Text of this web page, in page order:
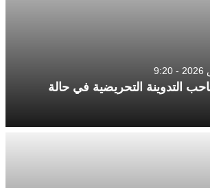
التدوينة التحريضية في حالة